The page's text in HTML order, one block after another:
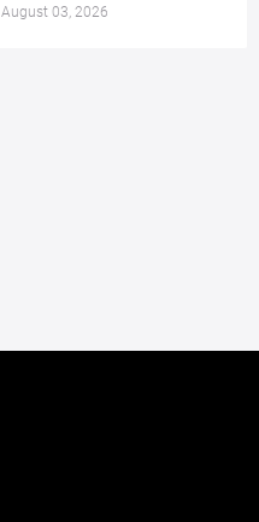
August 03, 2026